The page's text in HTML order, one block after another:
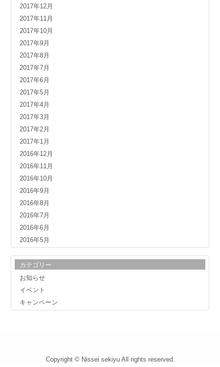
2017年12月
2017年11月
2017年10月
2017年9月
2017年8月
2017年7月
2017年6月
2017年5月
2017年4月
2017年3月
2017年2月
2017年1月
2016年12月
2016年11月
2016年10月
2016年9月
2016年8月
2016年7月
2016年6月
2016年5月
カテゴリー
お知らせ
イベント
キャンペーン
Copyright © Nissei sekiyu All rights reserved.